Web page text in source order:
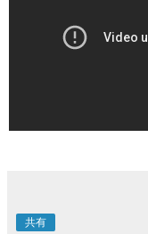
共有